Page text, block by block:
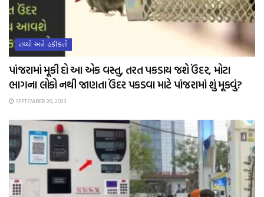
તથ્યો અને હકીકતો
પાંજરામાં મૂકી દો આ એક વસ્તુ, તરત પકડાય જશે ઉંદર, મોટા
ભાગના લોકો નથી જાણતા ઉંદર પકડવા માટે પાંજરામાં શું મૂકવું?
SEPTEMBER 26, 2023